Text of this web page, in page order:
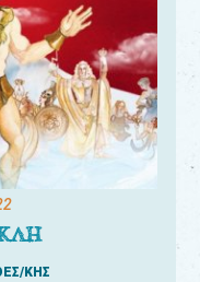
ΚΗΣ